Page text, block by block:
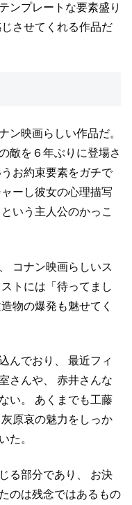
ンプレートな要素盛り
させてくれる作品だ
ン映画らしい作品だ。
敵を６年ぶりに登場さ
お約束要素をガチで
ーし彼女の心理描写
いう主人公のかっこ
コナン映画らしいス
トには「待ってまし
物の爆発も魅せてく
んでおり、
最近フィ
さんや、
赤井さんな
い。
あくまでも工藤
灰原哀の魅力をしっか
た。
る部分であり、
お決
のは残念ではあるもの